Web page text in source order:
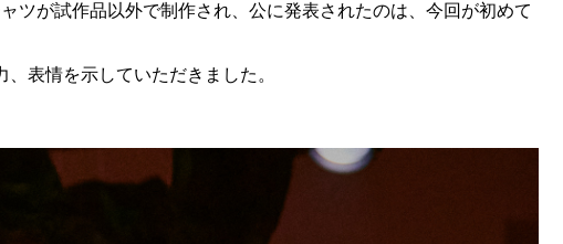
ツが試作品以外で制作され、公に発表されたのは、今回が初めて
表情を示していただきました。